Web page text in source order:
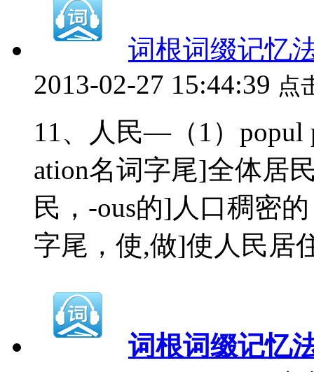
词根词缀记忆
2013-02-27 15:44:39 点
11、人民―（1）popul
ation名词字尾]全体居
民，-ous的]人口稠密
字尾，使,做]使人民居
词根词缀记忆